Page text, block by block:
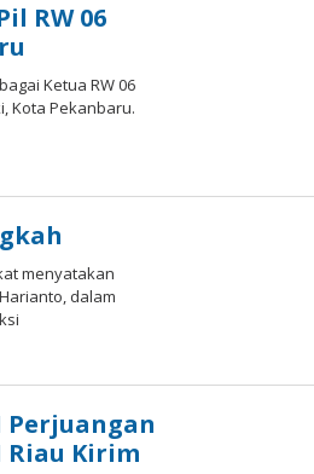
RW 06
Ketua RW 06
Kota Pekanbaru.
menyatakan
dalam
Perjuangan
Riau Kirim